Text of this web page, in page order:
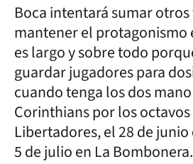
Boca intentará sumar
mantener el protagonismo
es largo y sobre todo
guardar jugadores para
cuando tenga los dos
Corinthians por los
Libertadores, el 28 de junio
5 de julio en La Bombonera.